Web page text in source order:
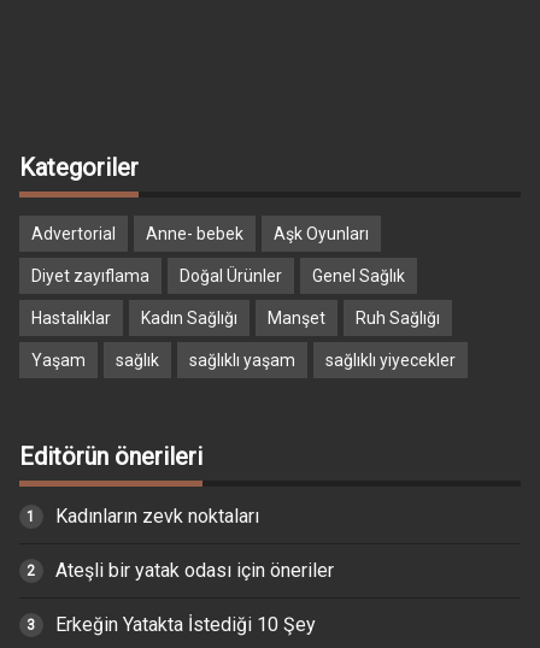
Kategoriler
Advertorial Anne- bebek Aşk Oyunları
Diyet zayıflama Doğal Ürünler Genel Sağlık
Hastalıklar Kadın Sağlığı Manşet Ruh Sağlığı
Yaşam sağlık sağlıklı yaşam sağlıklı yiyecekler
Editörün önerileri
Kadınların zevk noktaları
Ateşli bir yatak odası için öneriler
Erkeğin Yatakta İstediği 10 Şey